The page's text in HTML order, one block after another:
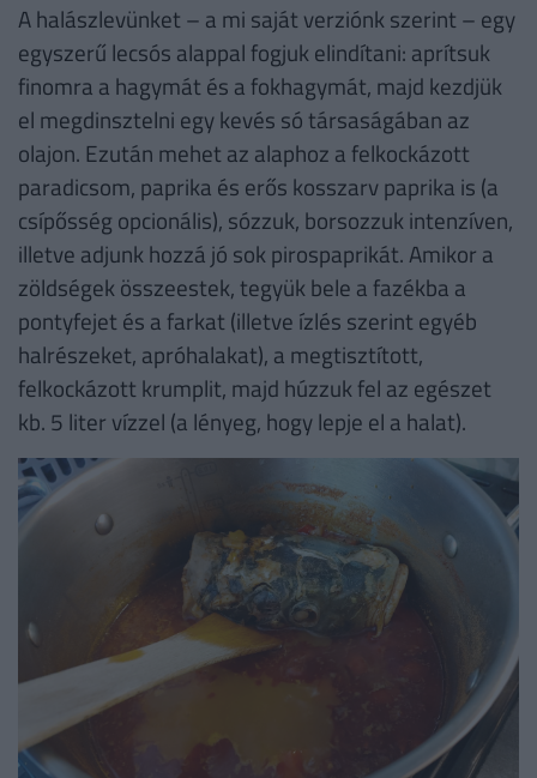
A halászlevünket – a mi saját verziónk szerint – egy
egyszerű lecsós alappal fogjuk elindítani: aprítsuk
finomra a hagymát és a fokhagymát, majd kezdjük
el megdinsztelni egy kevés só társaságában az
olajon. Ezután mehet az alaphoz a felkockázott
paradicsom, paprika és erős kosszarv paprika is (a
csípősség opcionális), sózzuk, borsozzuk intenzíven,
illetve adjunk hozzá jó sok pirospaprikát. Amikor a
zöldségek összeestek, tegyük bele a fazékba a
pontyfejet és a farkat (illetve ízlés szerint egyéb
halrészeket, apróhalakat), a megtisztított,
felkockázott krumplit, majd húzzuk fel az egészet
kb. 5 liter vízzel (a lényeg, hogy lepje el a halat).